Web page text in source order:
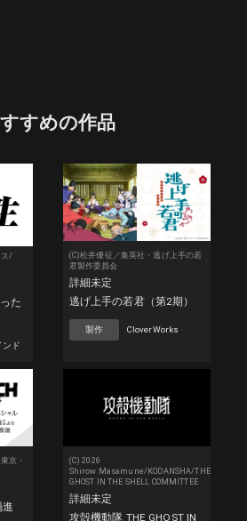
すめの作品
ス/
た
ンド
(C)松井優征／集英社・逃げ上手の若
君製作委員会
詳細未定
逃げ上手の若君（第2期）
製作 CloverWorks
京・
進
(C) 2026
Shirow Masamune/KODANSHA/THE
GHOST IN THE SHELL COMMITTEE
詳細未定
攻殻機動隊 THE GHOST IN